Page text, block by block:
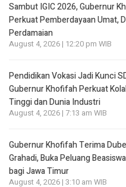
Sambut IGIC 2026, Gubernur
Perkuat Pemberdayaan Umat,
Perdamaian
August 4, 2026 | 12:20 pm WIB
Pendidikan Vokasi Jadi Kunci
Gubernur Khofifah Perkuat
Tinggi dan Dunia Industri
August 4, 2026 | 7:13 am WIB
Gubernur Khofifah Terima
Grahadi, Buka Peluang
bagi Jawa Timur
August 4, 2026 | 3:10 am WIB